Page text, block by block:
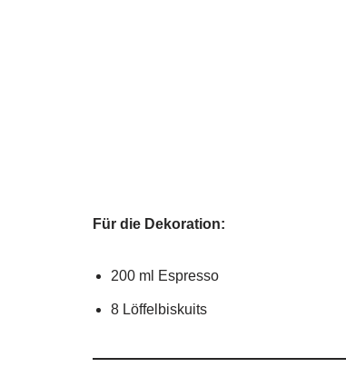
Für die Dekoration:
200 ml Espresso
8 Löffelbiskuits